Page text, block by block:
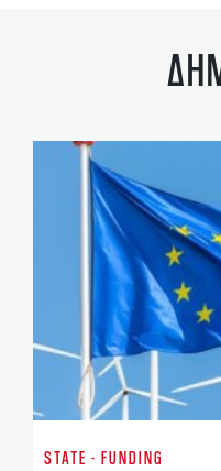
STATE - FUNDING